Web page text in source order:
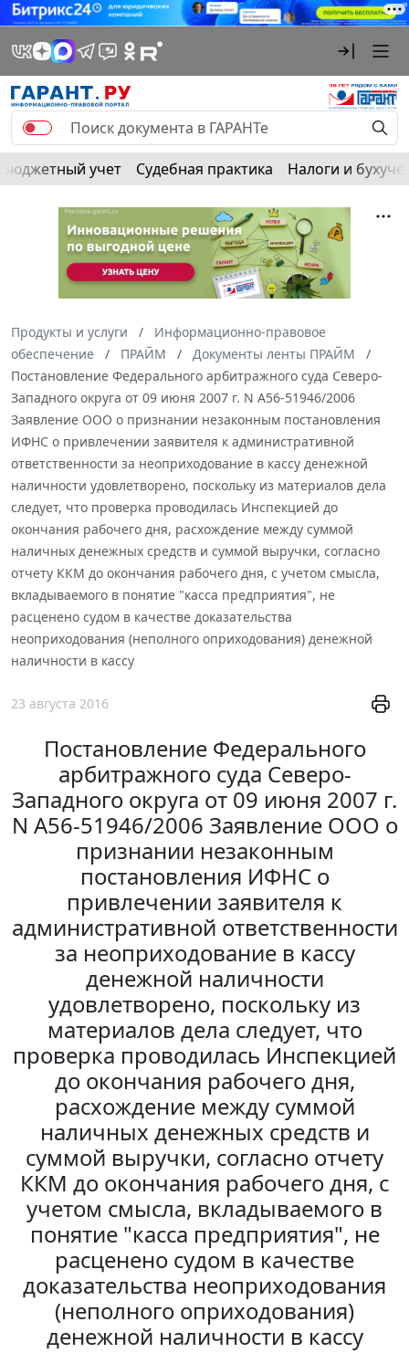
Бюджетный учет Судебная практика Налоги и
Продукты и услуги
Информационно-правовое
обеспечение
ПРАЙМ
Документы ленты ПРАЙМ
Постановление Федерального арбитражного суда Северо-
Западного округа от 09 июня 2007 г. N А56-51946/2006
Заявление ООО о признании незаконным постановления
ИФНС о привлечении заявителя к административной
ответственности за неоприходование в кассу денежной
наличности удовлетворено, поскольку из материалов дела
следует, что проверка проводилась Инспекцией до
окончания рабочего дня, расхождение между суммой
наличных денежных средств и суммой выручки, согласно
отчету ККМ до окончания рабочего дня, с учетом смысла,
вкладываемого в понятие "касса предприятия", не
расценено судом в качестве доказательства
неоприходования (неполного оприходования) денежной
наличности в кассу
23 августа 2016
Постановление Федерального
арбитражного суда Северо-
Западного округа от 09 июня 2007 г.
N А56-51946/2006 Заявление ООО о
признании незаконным
постановления ИФНС о
привлечении заявителя к
административной ответственности
за неоприходование в кассу
денежной наличности
удовлетворено, поскольку из
материалов дела следует, что
проверка проводилась Инспекцией
до окончания рабочего дня,
расхождение между суммой
наличных денежных средств и
суммой выручки, согласно отчету
ККМ до окончания рабочего дня, с
учетом смысла, вкладываемого в
понятие "касса предприятия", не
расценено судом в качестве
доказательства неоприходования
(неполного оприходования)
денежной наличности в кассу